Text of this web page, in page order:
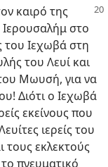
καιρό της
στο
του Ιεχωβά στη
του Λευί και
Μωυσή, για να
Διότι ο Ιεχωβά
εκείνους που
ιερείς του
τους εκλεκτούς
πνευματικό